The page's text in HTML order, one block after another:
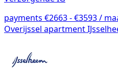
payments €2663 - €3593 /
Overijssel apartment